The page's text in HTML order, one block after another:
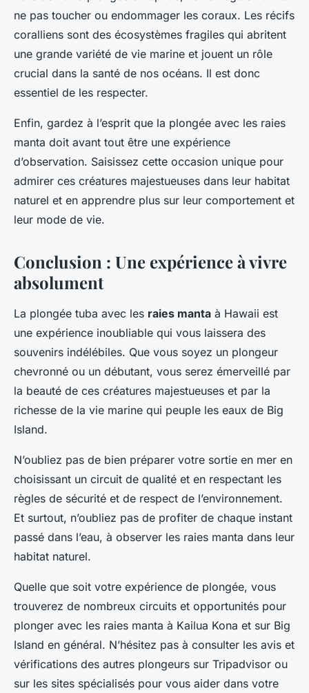
ne pas toucher ou endommager les coraux. Les récifs
coralliens sont des écosystèmes fragiles qui abritent
une grande variété de vie marine et jouent un rôle
crucial dans la santé de nos océans. Il est donc
essentiel de les respecter.
Enfin, gardez à l’esprit que la plongée avec les raies
manta doit avant tout être une expérience
d’observation. Saisissez cette occasion unique pour
admirer ces créatures majestueuses dans leur habitat
naturel et en apprendre plus sur leur comportement et
leur mode de vie.
Conclusion : Une expérience à vivre
absolument
La plongée tuba avec les raies manta à Hawaii est
une expérience inoubliable qui vous laissera des
souvenirs indélébiles. Que vous soyez un plongeur
chevronné ou un débutant, vous serez émerveillé par
la beauté de ces créatures majestueuses et par la
richesse de la vie marine qui peuple les eaux de Big
Island.
N’oubliez pas de bien préparer votre sortie en mer en
choisissant un circuit de qualité et en respectant les
règles de sécurité et de respect de l’environnement.
Et surtout, n’oubliez pas de profiter de chaque instant
passé dans l’eau, à observer les raies manta dans leur
habitat naturel.
Quelle que soit votre expérience de plongée, vous
trouverez de nombreux circuits et opportunités pour
plonger avec les raies manta à Kailua Kona et sur Big
Island en général. N’hésitez pas à consulter les avis et
vérifications des autres plongeurs sur Tripadvisor ou
sur les sites spécialisés pour vous aider dans votre